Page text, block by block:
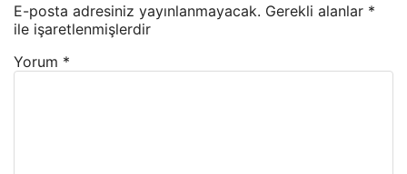
E-posta adresiniz yayınlanmayacak. Gerekli alanlar *
ile işaretlenmişlerdir
Yorum *